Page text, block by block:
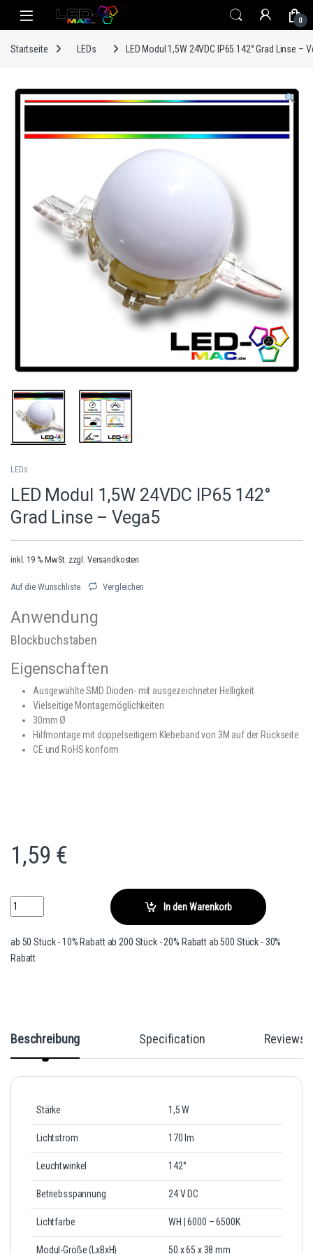
Skip to navigation
Skip to content
0
Startseite LEDs LED Modul 1,5W 24VDC IP65 142° Grad Linse –
LEDs
LED Modul 1,5W 24VDC IP65 142°
Grad Linse – Vega5
inkl. 19 % MwSt. zzgl. Versandkosten
Auf die Wunschliste Vergleichen
Anwendung
Blockbuchstaben
Eigenschaften
Ausgewählte SMD Dioden- mit ausgezeichneter Helligkeit
Vielseitige Montagemöglichkeiten
30mm Ø
Hilfmontage mit doppelseitigem Klebeband von 3M auf der Rückseite
CE und RoHS konform
1,59 €
LED Modul 1,5W 24VDC IP65 142° Grad Linse - Vega5 quantity
In den Warenkorb
ab 50 Stück - 10% Rabatt ab 200 Stück - 20% Rabatt ab 500 Stück - 30%
Rabatt
Beschreibung Specification Reviews
Stärke 1,5 W
Lichtstrom 170 Im
Leuchtwinkel 142°
Betriebsspannung 24 V DC
Lichtfarbe WH | 6000 – 6500K
Modul-Größe (LxBxH) 50 x 65 x 38 mm